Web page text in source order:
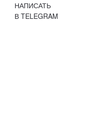
НАПИСАТЬ
В TELEGRAM